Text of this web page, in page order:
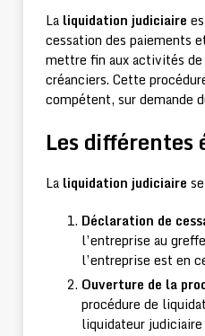
La liquidation judiciaire
cessation des paiements
mettre fin aux activités de
créanciers. Cette
compétent, sur demande
Les
La liquidation judiciaire
Déclaration de
l’entreprise au
l’entreprise est en
Ouverture de la
procédure de
liquidateur judiciaire